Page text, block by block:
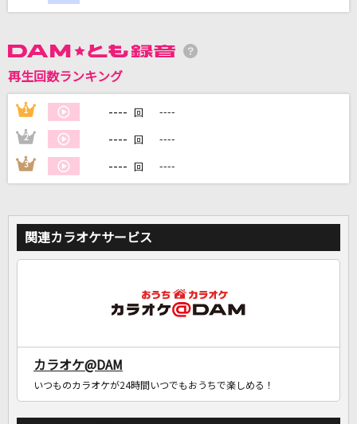
DAMに会員登録・ログインして
家族や友達と一緒に！練習にも！
再生回数ランキング
1 ---- 回 ----
2 ---- 回 ----
3 ---- 回 ----
関連カラオケサービス
カラオケ@DAM
いつものカラオケが24時間いつでもおうちで楽しめる！